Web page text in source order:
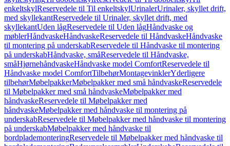
enkeltskylReservedele til Til enkeltskylUrinalerUrinaler, skyllet drift,
med skyllekantReservedele til Urinaler, skyllet drift, med
skyllekantUden lågReservedele til Uden lågHåndvaske og
møblerHåndvaskeHåndvaskeReservedele til HåndvaskeHåndvaske
til montering på underskabReservedele til Håndvaske til montering
på underskabHåndvaske, småReservedele til Håndvaske,
småHjørnehåndvaskeHåndvaske model ComfortReservedele til
Håndvaske model ComfortTilbehørMontagevinklerYderligere
tilbehørMøbelpakkerMøbelpakker med små håndvaskeReservedele
til Møbelpakker med små håndvaskeMøbelpakker med
håndvaskeReservedele til Møbelpakker med
håndvaskeMøbelpakker med håndvaske til montering på
underskabReservedele til Møbelpakker med håndvaske til montering
på underskabMøbelpakker med håndvaske til
bordplademonteringReservedele til Møbelpakker med håndvaske til